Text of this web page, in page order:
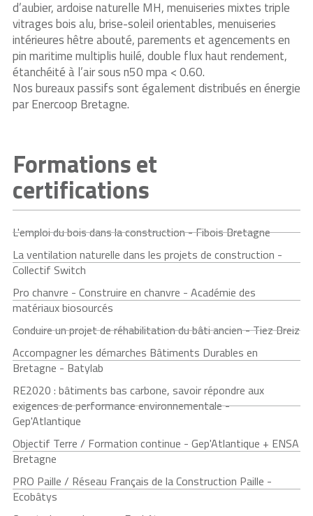
d’aubier, ardoise naturelle MH, menuiseries mixtes triple
vitrages bois alu, brise-soleil orientables, menuiseries
intérieures hêtre abouté, parements et agencements en
pin maritime multiplis huilé, double flux haut rendement,
étanchéité à l’air sous n50 mpa < 0.60.
Nos bureaux passifs sont également distribués en énergie
par Enercoop Bretagne.
Formations et
certifications
L'emploi du bois dans la construction - Fibois Bretagne
La ventilation naturelle dans les projets de construction -
Collectif Switch
Pro chanvre - Construire en chanvre - Académie des
matériaux biosourcés
Conduire un projet de réhabilitation du bâti ancien - Tiez Breiz
Accompagner les démarches Bâtiments Durables en
Bretagne - Batylab
RE2020 : bâtiments bas carbone, savoir répondre aux
exigences de performance environnementale -
Gep'Atlantique
Objectif Terre / Formation continue - Gep'Atlantique + ENSA
Bretagne
PRO Paille / Réseau Français de la Construction Paille -
Ecobâtys